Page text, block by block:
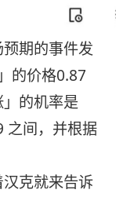
期的事件发
的价格0.87
的机率是
之间，并根据
克就来告诉